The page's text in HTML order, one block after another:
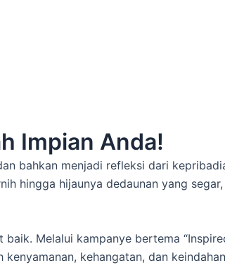
Impian Anda!
bahkan menjadi refleksi dari
hingga hijaunya dedaunan yang
Melalui kampanye bertema
kehangatan, dan